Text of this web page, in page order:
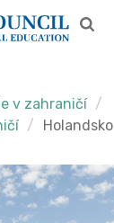
v zahraničí
Holandsko